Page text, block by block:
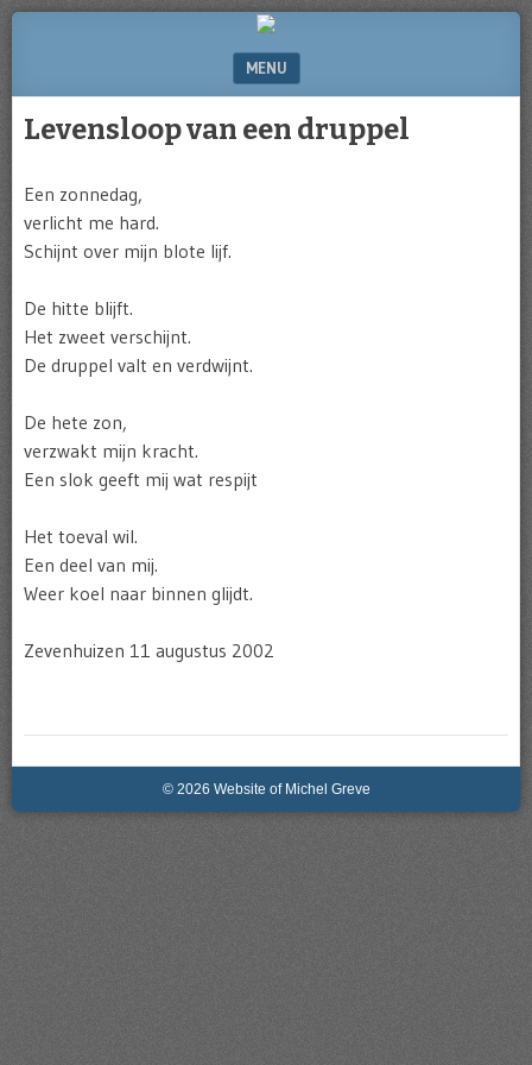
MENU
Levensloop van een druppel
Een zonnedag,
verlicht me hard.
Schijnt over mijn blote lijf.
De hitte blijft.
Het zweet verschijnt.
De druppel valt en verdwijnt.
De hete zon,
verzwakt mijn kracht.
Een slok geeft mij wat respijt
Het toeval wil.
Een deel van mij.
Weer koel naar binnen glijdt.
Zevenhuizen 11 augustus 2002
© 2026 Website of Michel Greve